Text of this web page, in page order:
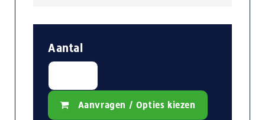
Aantal
Aanvragen / Opties kiezen